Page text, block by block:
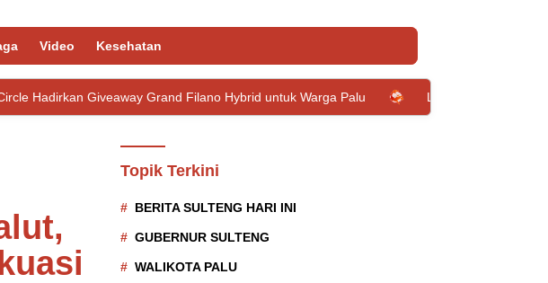
Video Kesehatan
Grand Filano Hybrid untuk Warga Palu Lima Hal Ini Bisa Terjadi pada
Topik Terkini
BERITA SULTENG HARI INI
GUBERNUR SULTENG
WALIKOTA PALU